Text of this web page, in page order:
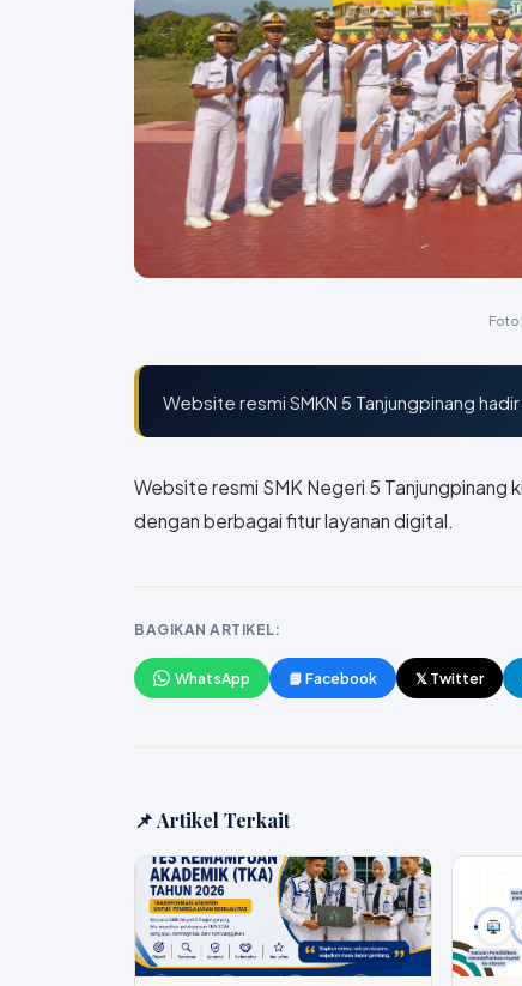
Website resmi SMKN 5 Tanjungpinang
Website resmi SMK Negeri 5 Tanjungpinang
dengan berbagai fitur layanan digital.
BAGIKAN ARTIKEL:
WhatsApp 📘 Facebook 𝕏 Twitter
📌 Artikel Terkait